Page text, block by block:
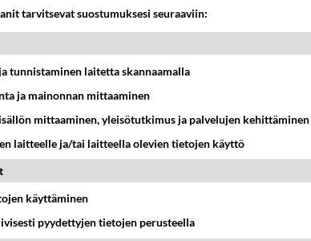
tarvitsevat suostumuksesi seuraaviin:
tunnistaminen laitetta skannaamalla
ja mainonnan mittaaminen
mittaaminen, yleisötutkimus ja palvelujen kehittäminen
laitteelle ja/tai laitteella olevien tietojen käyttö
käyttäminen
pyydettyjen tietojen perusteella